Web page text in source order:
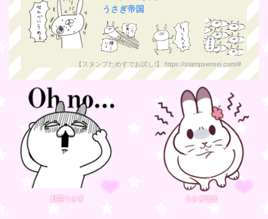
うさぎ帝国
【スタンプためすでお試し!】 https://stampsensei.com/#
顔芸うさぎ うさぎ彼女